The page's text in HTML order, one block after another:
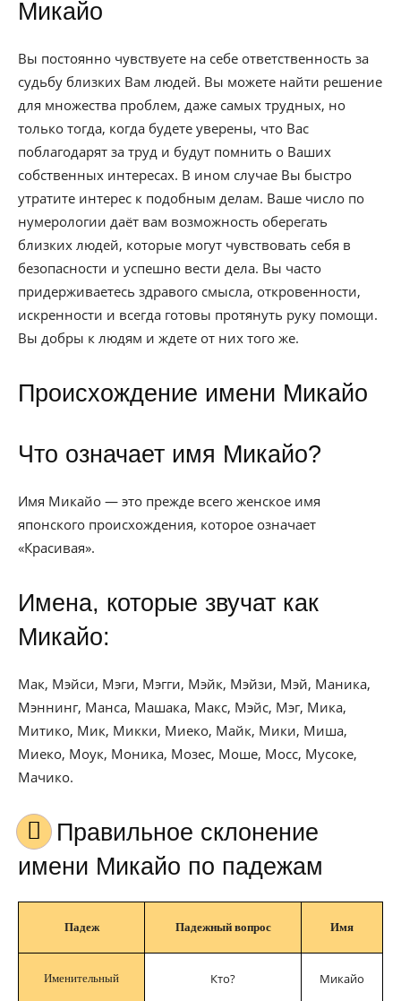
Микайо
Вы постоянно чувствуете на себе ответственность за
судьбу близких Вам людей. Вы можете найти решение
для множества проблем, даже самых трудных, но
только тогда, когда будете уверены, что Вас
поблагодарят за труд и будут помнить о Ваших
собственных интересах. В ином случае Вы быстро
утратите интерес к подобным делам. Ваше число по
нумерологии даёт вам возможность оберегать
близких людей, которые могут чувствовать себя в
безопасности и успешно вести дела. Вы часто
придерживаетесь здравого смысла, откровенности,
искренности и всегда готовы протянуть руку помощи.
Вы добры к людям и ждете от них того же.
Происхождение имени Микайо
Что означает имя Микайо?
Имя Микайо — это прежде всего женское имя
японского происхождения, которое означает
«Красивая».
Имена, которые звучат как
Микайо:
Мак, Мэйси, Мэги, Мэгги, Мэйк, Мэйзи, Мэй, Маника,
Мэннинг, Манса, Машака, Макс, Мэйс, Мэг, Мика,
Митико, Мик, Микки, Миеко, Майк, Мики, Миша,
Миеко, Моук, Моника, Мозес, Моше, Мосс, Мусоке,
Мачико.
Правильное склонение
имени Микайо по падежам
Падеж Падежный вопрос Имя
Именительный Кто? Микайо